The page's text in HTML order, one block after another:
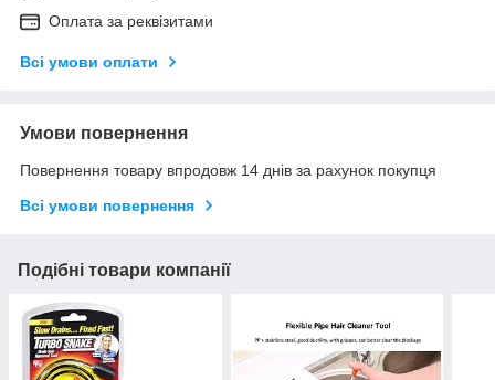
Оплата за реквізитами
Всі умови оплати
Умови повернення
Повернення товару впродовж 14 днів за рахунок покупця
Всі умови повернення
Подібні товари компанії